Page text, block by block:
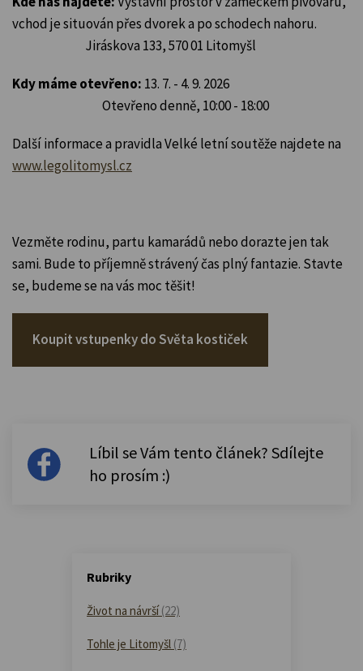
vchod je situován přes dvorek a po schodech nahoru.
Jiráskova 133, 570 01 Litomyšl
Kdy máme otevřeno: 13. 7. - 4. 9. 2026
Otevřeno denně, 10:00 - 18:00
Další informace a pravidla Velké letní soutěže najdete na
www.legolitomysl.cz
Vezměte rodinu, partu kamarádů nebo dorazte jen tak
sami. Bude to příjemně strávený čas plný fantazie. Stavte
se, budeme se na vás moc těšit!
Koupit vstupenky do Světa kostiček
Líbil se Vám tento článek? Sdílejte
ho prosím :)
Rubriky
Život na návrší(22)
Tohle je Litomyšl (7)